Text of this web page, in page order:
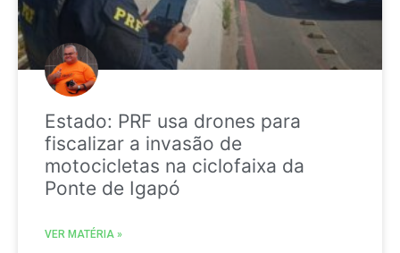
Estado: PRF usa drones para
fiscalizar a invasão de
motocicletas na ciclofaixa da
Ponte de Igapó
VER MATÉRIA »